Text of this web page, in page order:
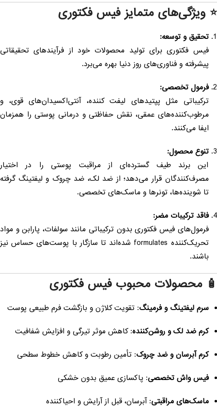
⭐ ویژگی‌های متمایز فیس فکتوری
تحقیق و توسعه:
فیس فکتوری برای تولید محصولات خود از فرآیندهای تحقیقاتی
پیشرفته و فناوری‌های روز دنیا بهره می‌برد.
فرمول تخصصی:
ترکیباتی مثل پپتیدهای لیفت کننده، آنتی‌اکسیدان‌های قوی، و
مرطوب‌کننده‌های عمقی، نقش حفاظتی و درمانی پوستی را همزمان
ایفا می‌کنند.
تنوع محصول:
این برند طیف گسترده‌ای از مراقبت پوستی را در اختیار
مصرف‌کنندگان قرار می‌دهد؛ از ضد لک، ضد چروک و لیفتینگ گرفته
تا شوینده‌ها، تونرها و ماسک‌های تخصصی.
فاقد ترکیبات مضر:
فرمول‌های فیس فکتوری بدون ترکیباتی مانند سولفات، پارابن و مواد
تحریک‌کننده formulates شده‌اند تا سازگار با پوست‌های حساس نیز
باشند.
🧴 محصولات محبوب فیس فکتوری
سرم لیفتینگ و فرمینگ: تقویت کلاژن و بازگشت فرم طبیعی پوست
کرم ضد لک و روشن‌کننده: کاهش موثر تیرگی و افزایش شفافیت
کرم آبرسان و ضد چروک: تأمین رطوبت و کاهش خطوط سطحی
فیس واش تخصصی: پاکسازی عمیق بدون خشکی
ماسک‌های مراقبتی: آبرسان، قبل از آرایش و احیا‌کننده